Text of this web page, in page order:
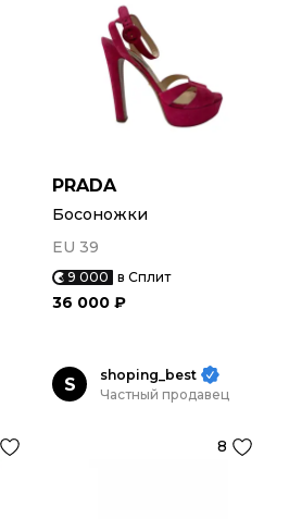
PRADA
Босоножки
EU 39
9 000 в Сплит
36 000 ₽
S
shoping_best
Частный продавец
8